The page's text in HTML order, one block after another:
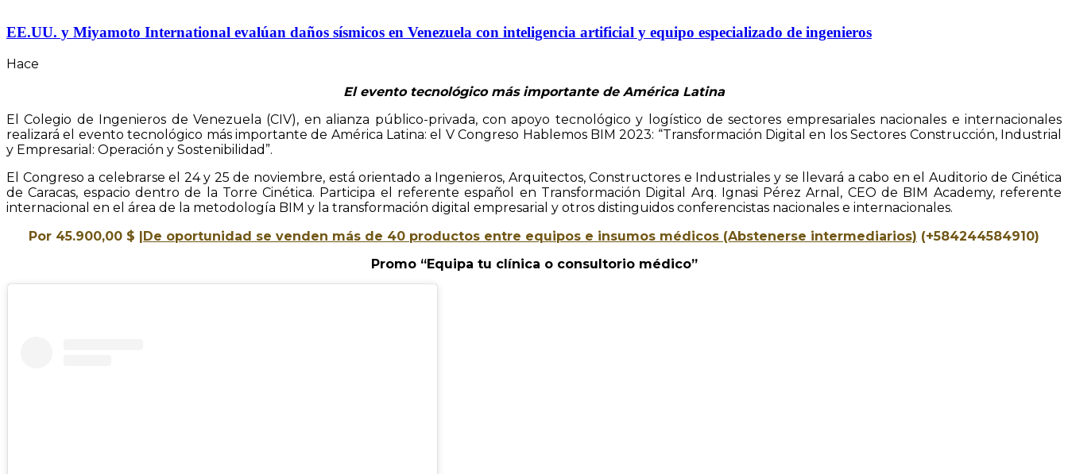
EE.UU. y Miyamoto International evalúan daños sísmicos en Venezuela con inteligencia artificial y equipo especializado de ingenieros
Hace
El evento tecnológico más importante de América Latina
El Colegio de Ingenieros de Venezuela (CIV), en alianza público-privada, con apoyo tecnológico y logístico de sectores empresariales nacionales e internacionales
realizará el evento tecnológico más importante de América Latina: el V Congreso Hablemos BIM 2023: “Transformación Digital en los Sectores Construcción, Industrial
y Empresarial: Operación y Sostenibilidad”.
El Congreso a celebrarse el 24 y 25 de noviembre, está orientado a Ingenieros, Arquitectos, Constructores e Industriales y se llevará a cabo en el Auditorio de Cinética
de Caracas, espacio dentro de la Torre Cinética. Participa el referente español en Transformación Digital Arq. Ignasi Pérez Arnal, CEO de BIM Academy, referente
internacional en el área de la metodología BIM y la transformación digital empresarial y otros distinguidos conferencistas nacionales e internacionales.
Por 45.900,00 $ |De oportunidad se venden más de 40 productos entre equipos e insumos médicos (Abstenerse intermediarios) (+584244584910)
Promo “Equipa tu clínica o consultorio médico”